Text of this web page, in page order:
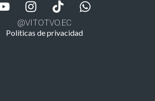
@VITOTVO.EC
Políticas de privacidad